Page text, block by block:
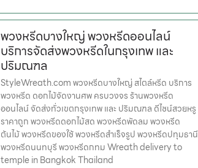
พวงหรีดบางใหญ่ พวงหรีดออนไลน์
บริการจัดส่งพวงหรีดในกรุงเทพ และ
ปริมณฑล
StyleWreath.com พวงหรีดบางใหญ่ สไตล์หรีด บริการ
พวงหรีด ดอกไม้จัดงานศพ ครบวงจร ร้านพวงหรีด
ออนไลน์ จัดส่งทั่วเขตกรุงเทพ และ ปริมณฑล ดีไซน์สวยหรู
ราคาถูก พวงหรีดดอกไม้สด พวงหรีดพัดลม พวงหรีด
ต้นไม้ พวงหรีดของใช้ พวงหรีดสำเร็จรูป พวงหรีดปทุมธานี
พวงหรีดนนทบุรี พวงหรีดกทม Wreath delivery to
temple in Bangkok Thailand